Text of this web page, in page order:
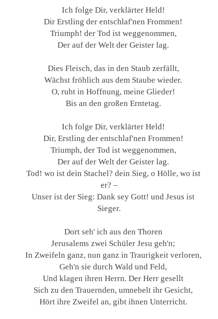
Ich folge Dir, verklärter Held!
Dir Erstling der entschlaf'nen Frommen!
Triumph! der Tod ist weggenommen,
Der auf der Welt der Geister lag.
Dies Fleisch, das in den Staub zerfällt,
Wächst fröhlich aus dem Staube wieder.
O, ruht in Hoffnung, meine Glieder!
Bis an den großen Erntetag.
Ich folge Dir, verklärter Held!
Dir, Erstling der entschlaf'nen Frommen!
Triumph, der Tod ist weggenommen,
Der auf der Welt der Geister lag.
Tod! wo ist dein Stachel? dein Sieg, o Hölle, wo ist
er? –
Unser ist der Sieg: Dank sey Gott! und Jesus ist
Sieger.
Dort seh' ich aus den Thoren
Jerusalems zwei Schüler Jesu geh'n;
In Zweifeln ganz, nun ganz in Traurigkeit verloren,
Geh'n sie durch Wald und Feld,
Und klagen ihren Herrn. Der Herr gesellt
Sich zu den Trauernden, umnebelt ihr Gesicht,
Hört ihre Zweifel an, gibt ihnen Unterricht.